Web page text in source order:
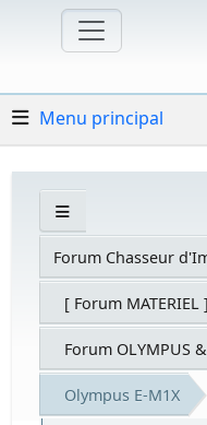
Menu principal
Forum Chasseur
[ Forum MATERIEL ]
Forum OLYMPUS
Olympus E-M1X